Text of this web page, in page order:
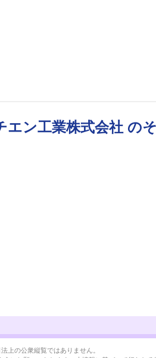
エン工業株式会社 の
上の公衆縦覧ではありません。